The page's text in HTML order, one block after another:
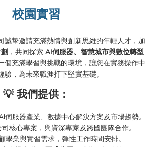
校園實習
誠摯邀請充滿熱情與創新思維的年輕人才，加
，共同探索 AI伺服器、智慧城市與數位轉型
個充滿學習與挑戰的環境，讓您在實務操作中
驗，為未來職涯打下堅實基礎。
💡 我們提供：
伺服器產業、數據中心解決方案及市場趨勢。
核心專案，與資深專家及跨國團隊合作。
學業與實習需求，彈性工作時間安排。